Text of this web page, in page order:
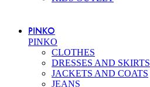
PINKO
PINKO
CLOTHES
DRESSES AND SKIRTS
JACKETS AND COATS
JEANS